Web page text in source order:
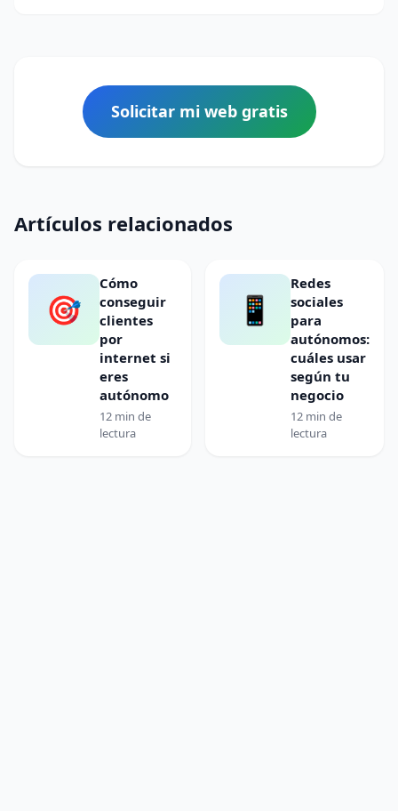
Solicitar mi web gratis
Artículos relacionados
🎯
Cómo
conseguir
clientes
por
internet si
eres
autónomo
12 min de
lectura
📱
Redes
sociales
para
autónomos:
cuáles usar
según tu
negocio
12 min de
lectura